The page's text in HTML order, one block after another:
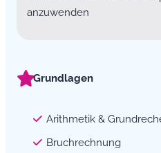
anzuwenden
Grundlagen
Arithmetik &
Bruchrechnung